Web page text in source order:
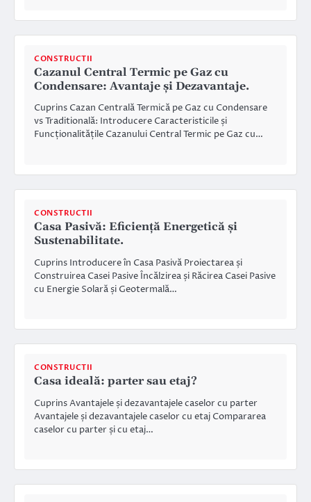
CONSTRUCTII
Cazanul Central Termic pe Gaz cu
Condensare: Avantaje și Dezavantaje.
Cuprins Cazan Centrală Termică pe Gaz cu Condensare
vs Traditională: Introducere Caracteristicile și
Funcționalitățile Cazanului Central Termic pe Gaz cu…
CONSTRUCTII
Casa Pasivă: Eficiență Energetică și
Sustenabilitate.
Cuprins Introducere în Casa Pasivă Proiectarea și
Construirea Casei Pasive Încălzirea și Răcirea Casei Pasive
cu Energie Solară și Geotermală…
CONSTRUCTII
Casa ideală: parter sau etaj?
Cuprins Avantajele și dezavantajele caselor cu parter
Avantajele și dezavantajele caselor cu etaj Compararea
caselor cu parter și cu etaj…